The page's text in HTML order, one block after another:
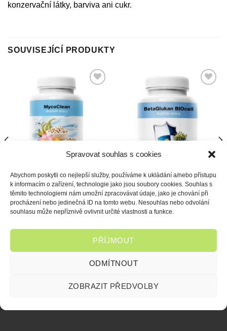
Spravovat souhlas s cookies
Abychom poskytli co nejlepší služby, používáme k ukládání a/nebo přístupu
k informacím o zařízení, technologie jako jsou soubory cookies. Souhlas s
těmito technologiemi nám umožní zpracovávat údaje, jako je chování při
procházení nebo jedinečná ID na tomto webu. Nesouhlas nebo odvolání
souhlasu může nepříznivě ovlivnit určité vlastnosti a funkce.
PŘÍJMOUT
ODMÍTNOUT
ZOBRAZIT PŘEDVOLBY
konzervační látky, barviva ani cukr.
SOUVISEJÍCÍ PRODUKTY
nákupního
VITÁLNÍ HOUBY
MycoClean
Přidat do
nákupního
seznamu
VITÁLNÍ HOUBY
BetaGlukan BIOcell